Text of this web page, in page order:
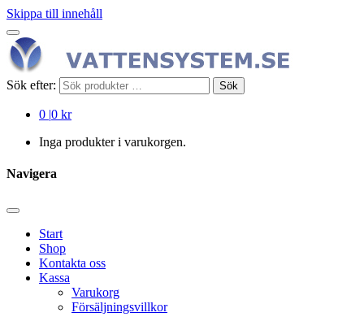
Skippa till innehåll
Sök efter: Sök
0 |0 kr
Inga produkter i varukorgen.
Navigera
Start
Shop
Kontakta oss
Kassa
Varukorg
Försäljningsvillkor